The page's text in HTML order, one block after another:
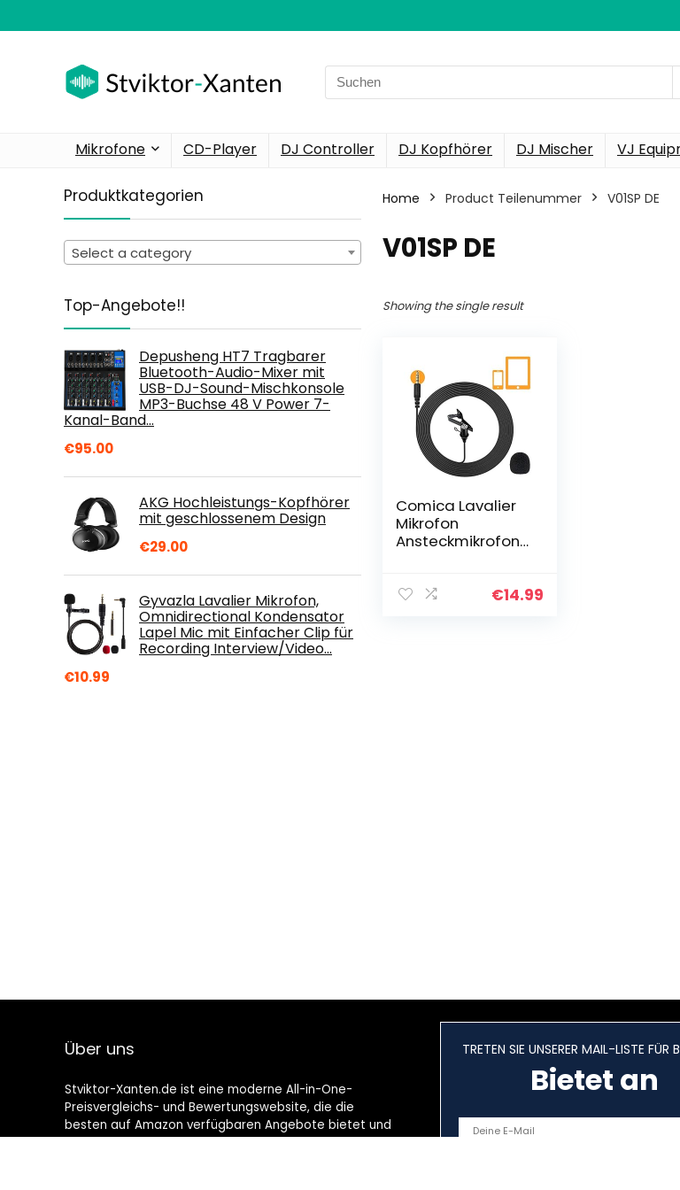
Search
for:
Mikrofone CD-Player DJ Controller DJ Kopfhörer DJ Mischer VJ
Produktkategorien
Select a category
Top-Angebote!!
Depusheng HT7 Tragbarer
Bluetooth-Audio-Mixer mit
USB-DJ-Sound-Mischkonsole
MP3-Buchse 48 V Power 7-
Kanal-Band…
€95.00
AKG Hochleistungs-Kopfhörer
mit geschlossenem Design
€29.00
Gyvazla Lavalier Mikrofon,
Omnidirectional Kondensator
Lapel Mic mit Einfacher Clip für
Recording Interview/Video…
€10.99
Home Product Teilenummer ‎V01SP DE
‎V01SP DE
Showing the single result
Comica Lavalier
Mikrofon
Ansteckmikrofon
Omnidirektional
€14.99
Über uns
Stviktor-Xanten.de ist eine moderne All-in-One-
Preisvergleichs- und Bewertungswebsite, die die
besten auf Amazon verfügbaren Angebote bietet und
Sie durch die neuesten hinzugefügten Blogs auf dem
TRETEN SIE UNSERER MAIL-LISTE FÜR
Bietet an